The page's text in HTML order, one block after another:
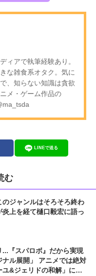
ィアで執筆経験あり。
な雑食系オタク。気に
、知らない知識は貪欲
メ・ゲーム作品の
LINEで送る
む
のジャンルはそろそろ終わ
炎上を経て樋口毅宏に語っ
...『スパロボ』だから実現
ナル展開」 アニメでは絶対
ユ&ジェリドの和解」に